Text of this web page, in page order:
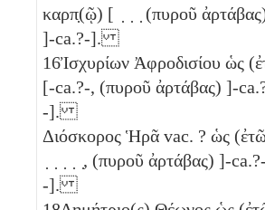
καρπ̣(ῷ) [ ̣ ̣ ̣ (πυροῦ
]-ca.?-].
16Ἰσχυρίων Ἀφροδισίου ὡς
[-ca.?-, (πυροῦ ἀρτάβας) ]-
-].
Διόσκορος Ἡρᾶ vac. ? ὡς
̣, (πυροῦ ἀρτάβας) ]-
-].